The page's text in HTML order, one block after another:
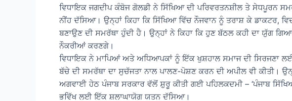
ਵਿਧਾਇਕ ਜਗਦੀਪ ਕੰਬੋਜ ਗੋਲਡੀ ਨੇ ਸਿੱਖਿਆ ਦੀ ਪਰਿਵਰਤਨਸ਼ੀਲ ਤੇ ਸੇਧਪੂਰਨ
ਨੀਂਹ ਦੱਸਿਆ। ਉਨ੍ਹਾਂ ਕਿਹਾ ਕਿ ਸਿੱਖਿਆ ਵਿੱਚ ਨੌਜਵਾਨ ਨੂੰ ਤਰਾਸ਼ ਕੇ ਡਾਕਟਰ,
ਬਣਾਉਣ ਦੀ ਸਮਰੱਥਾ ਹੁੰਦੀ ਹੈ। ਉਨ੍ਹਾਂ ਨੇ ਕਿਹਾ ਕਿ ਹੁਣ ਬੱਠਲ ਕਹੀ ਦਾ ਯੁੱਗ
ਨੌਕਰੀਆਂ ਕਰਣਗੇ।
ਵਿਧਾਇਕ ਨੇ ਮਾਪਿਆਂ ਅਤੇ ਅਧਿਆਪਕਾਂ ਨੂੰ ਇੱਕ ਖੁਸ਼ਹਾਲ ਸਮਾਜ ਦੀ ਸਿਰਜਣਾ
ਬੱਚੇ ਦੀ ਸਮਰੱਥਾ ਦਾ ਸੁਚੱਜਤਾ ਨਾਲ ਪਾਲਣ-ਪੋਸ਼ਣ ਕਰਨ ਦੀ ਅਪੀਲ ਵੀ ਕੀਤੀ।
ਅਗਵਾਈ ਹੇਠ ਪੰਜਾਬ ਸਰਕਾਰ ਵੱਲੋਂ ਸ਼ੁਰੂ ਕੀਤੀ ਗਈ ਪਹਿਲਕਦਮੀ – ‘ਪੰਜਾਬ
ਭਵਿੱਖ ਲਈ ਇੱਕ ਸ਼ਲਾਘਾਯੋਗ ਯਤਨ ਦੱਸਿਆ।